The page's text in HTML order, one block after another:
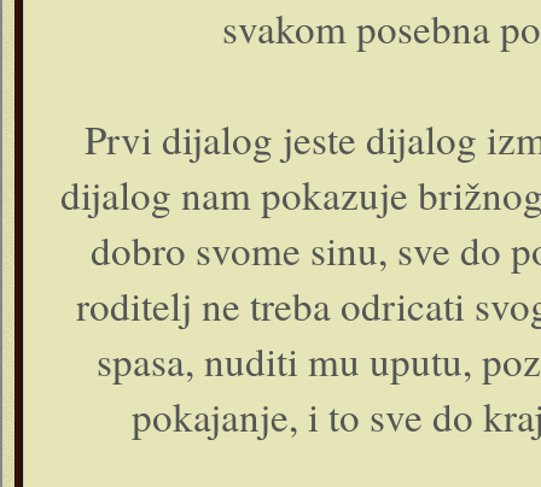
svakom posebna
Prvi dijalog jeste dijalog
dijalog nam pokazuje
dobro svome sinu, sve do
roditelj ne treba odricati
spasa, nuditi mu uputu,
pokajanje, i to sve do